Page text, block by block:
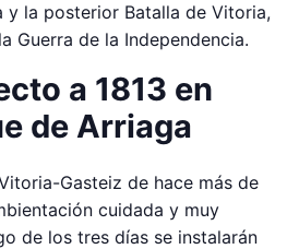
y la posterior Batalla de Vitoria,
Guerra de la Independencia.
a 1813 en
de Arriaga
Gasteiz de hace más de
cuidada y muy
de los tres días se instalarán